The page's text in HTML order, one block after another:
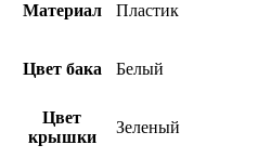
Материал Пластик
Цвет бака Белый
Цвет
крышки
Зеленый